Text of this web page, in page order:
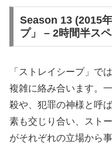
Season 13 (2015
プ」 – 2時間半ス
「ストレイシープ」で
複雑に絡み合います。
殺や、犯罪の神様と呼
素も交じり合い、スト
がそれぞれの立場から